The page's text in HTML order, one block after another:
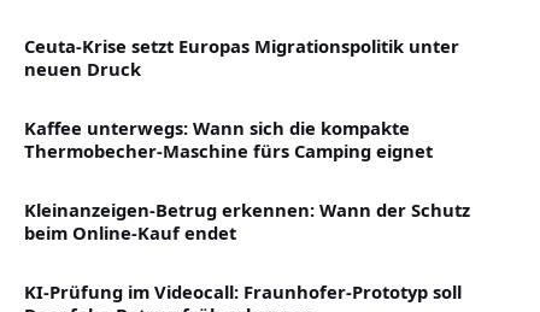
Ceuta-Krise setzt Europas Migrationspolitik unter
neuen Druck
Kaffee unterwegs: Wann sich die kompakte
Thermobecher-Maschine fürs Camping eignet
Kleinanzeigen-Betrug erkennen: Wann der Schutz
beim Online-Kauf endet
KI-Prüfung im Videocall: Fraunhofer-Prototyp soll